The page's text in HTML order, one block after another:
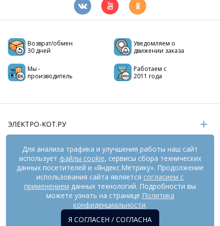
Возврат/обмен
30 дней
Уведомляем о
движении заказа
Мы -
производитель
Работаем с
2011 года
ЭЛЕКТРО-КОТ.РУ
ИНФОРМАЦИЯ
РЕКВИЗИТЫ
На информационном ресурсе применяются
рекомендательные технологии (информационные технологии
предоставления информации на основе сбора,
систематизации и анализа сведений, относящихся к
Для анализа трафика и улучшения работы наш сайт
использует файлы cookie, сервисы сбора технических
данных посетителей и «Яндекс.Метрику». Продолжение
использования сайта является согласием с
применением данных технологий. Подробности вы
можете узнать на странице Политика
конфиденциальности.
Я СОГЛАСЕН / СОГЛАСНА